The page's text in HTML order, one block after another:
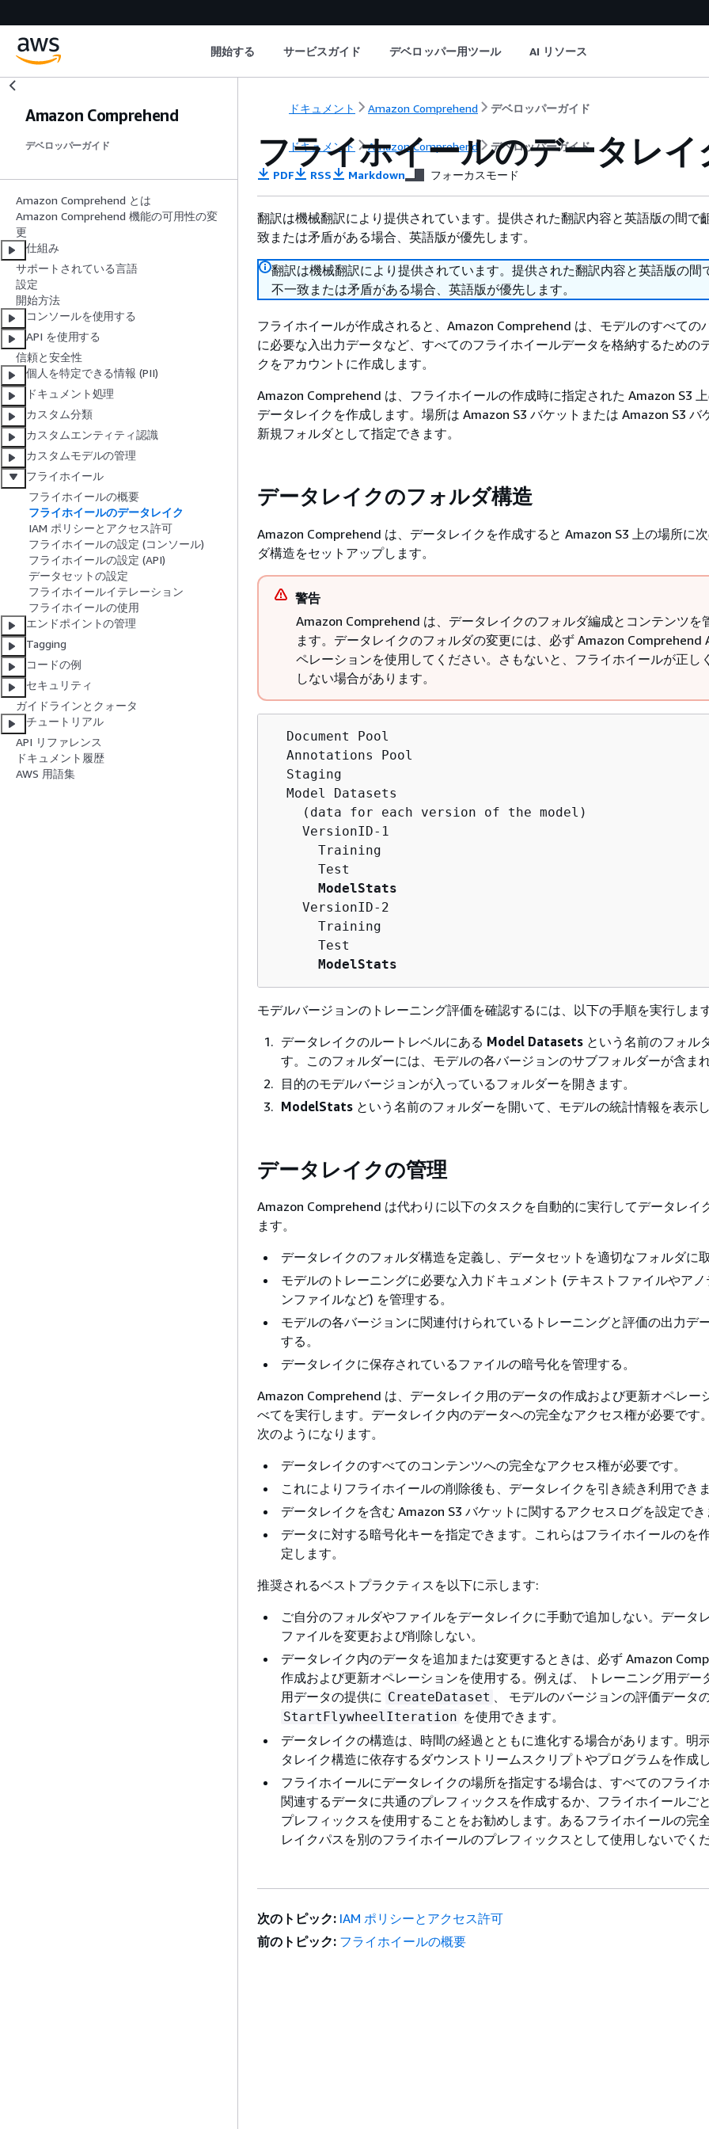
開始する サービスガイド デベロッパー用ツール AI リソース
Amazon Comprehend
デベロッパーガイド
Amazon Comprehend とは
Amazon Comprehend 機能の可用性の変
更
仕組み
サポートされている言語
設定
開始方法
コンソールを使用する
API を使用する
信頼と安全性
個人を特定できる情報 (PII)
ドキュメント処理
カスタム分類
カスタムエンティティ認識
カスタムモデルの管理
フライホイール
フライホイールの概要
フライホイールのデータレイク
IAM ポリシーとアクセス許可
フライホイールの設定 (コンソール)
フライホイールの設定 (API)
データセットの設定
フライホイールイテレーション
フライホイールの使用
エンドポイントの管理
Tagging
コードの例
セキュリティ
ガイドラインとクォータ
チュートリアル
API リファレンス
ドキュメント履歴
AWS 用語集
ドキュメント Amazon Comprehend デベロッパーガイド
ドキュメント Amazon Comprehend デベロッパーガイド
フライホイールのデータレイ
PDF RSS Markdown フォーカスモード
翻訳は機械翻訳により提供されています。提供された翻訳内容と英語版の間で
致または矛盾がある場合、英語版が優先します。
翻訳は機械翻訳により提供されています。提供された翻訳内容と英語版の間
不一致または矛盾がある場合、英語版が優先します。
フライホイールが作成されると、Amazon Comprehend は、モデルのすべての
に必要な入出力データなど、すべてのフライホイールデータを格納するための
クをアカウントに作成します。
Amazon Comprehend は、フライホイールの作成時に指定された Amazon S3
データレイクを作成します。場所は Amazon S3 バケットまたは Amazon S3 バ
新規フォルダとして指定できます。
データレイクのフォルダ構造
Amazon Comprehend は、データレイクを作成すると Amazon S3 上の場所に
ダ構造をセットアップします。
警告
Amazon Comprehend は、データレイクのフォルダ編成とコンテンツを
ます。データレイクのフォルダの変更には、必ず Amazon Comprehend
ペレーションを使用してください。さもないと、フライホイールが正し
しない場合があります。
  Document Pool
  Annotations Pool
  Staging
  Model Datasets
    (data for each version of the model)
    VersionID-1
      Training
      Test
ModelStats
    VersionID-2
      Training
      Test
ModelStats
モデルバージョンのトレーニング評価を確認するには、以下の手順を実行します
データレイクのルートレベルにある Model Datasets という名前のフォル
す。このフォルダーには、モデルの各バージョンのサブフォルダーが含まれ
目的のモデルバージョンが入っているフォルダーを開きます。
ModelStats という名前のフォルダーを開いて、モデルの統計情報を表示し
データレイクの管理
Amazon Comprehend は代わりに以下のタスクを自動的に実行してデータレイ
ます。
データレイクのフォルダ構造を定義し、データセットを適切なフォルダに取
モデルのトレーニングに必要な入力ドキュメント (テキストファイルやアノ
ンファイルなど) を管理する。
モデルの各バージョンに関連付けられているトレーニングと評価の出力デ
する。
データレイクに保存されているファイルの暗号化を管理する。
Amazon Comprehend は、データレイク用のデータの作成および更新オペレー
べてを実行します。データレイク内のデータへの完全なアクセス権が必要です
次のようになります。
データレイクのすべてのコンテンツへの完全なアクセス権が必要です。
これによりフライホイールの削除後も、データレイクを引き続き利用できま
データレイクを含む Amazon S3 バケットに関するアクセスログを設定でき
データに対する暗号化キーを指定できます。これらはフライホイールのを
定します。
推奨されるベストプラクティスを以下に示します:
ご自分のフォルダやファイルをデータレイクに手動で追加しない。データ
ファイルを変更および削除しない。
データレイク内のデータを追加または変更するときは、必ず Amazon
作成および更新オペレーションを使用する。例えば、 トレーニング用デー
用データの提供に CreateDataset 、 モデルのバージョンの評価データ
StartFlywheelIteration を使用できます。
データレイクの構造は、時間の経過とともに進化する場合があります。明
タレイク構造に依存するダウンストリームスクリプトやプログラムを作成し
フライホイールにデータレイクの場所を指定する場合は、すべてのフライ
関連するデータに共通のプレフィックスを作成するか、フライホイールご
プレフィックスを使用することをお勧めします。あるフライホイールの完
レイクパスを別のフライホイールのプレフィックスとして使用しないでくだ
次のトピック: IAM ポリシーとアクセス許可
前のトピック: フライホイールの概要